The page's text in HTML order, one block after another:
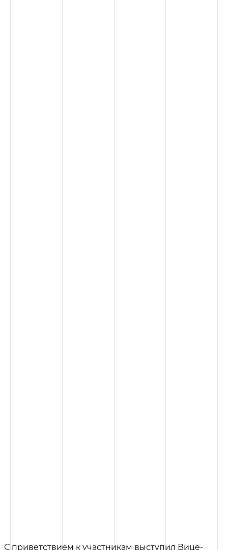
С приветствием к участникам выступил Вице-